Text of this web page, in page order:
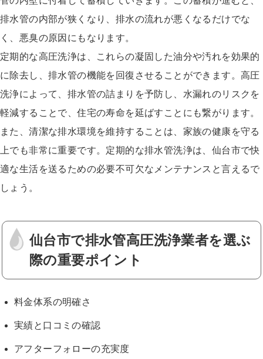
排水管の内部が狭くなり、排水の流れが悪くなるだけでな
く、悪臭の原因にもなります。
定期的な高圧洗浄は、これらの凝固した油分や汚れを効果的
に除去し、排水管の機能を回復させることができます。高圧
洗浄によって、排水管の詰まりを予防し、水漏れのリスクを
軽減することで、住宅の寿命を延ばすことにも繋がります。
また、清潔な排水環境を維持することは、家族の健康を守る
上でも非常に重要です。定期的な排水管洗浄は、仙台市で快
適な生活を送るための必要不可欠なメンテナンスと言えるで
しょう。
仙台市で排水管高圧洗浄業者を選ぶ
際の重要ポイント
料金体系の明確さ
実績と口コミの確認
アフターフォローの充実度